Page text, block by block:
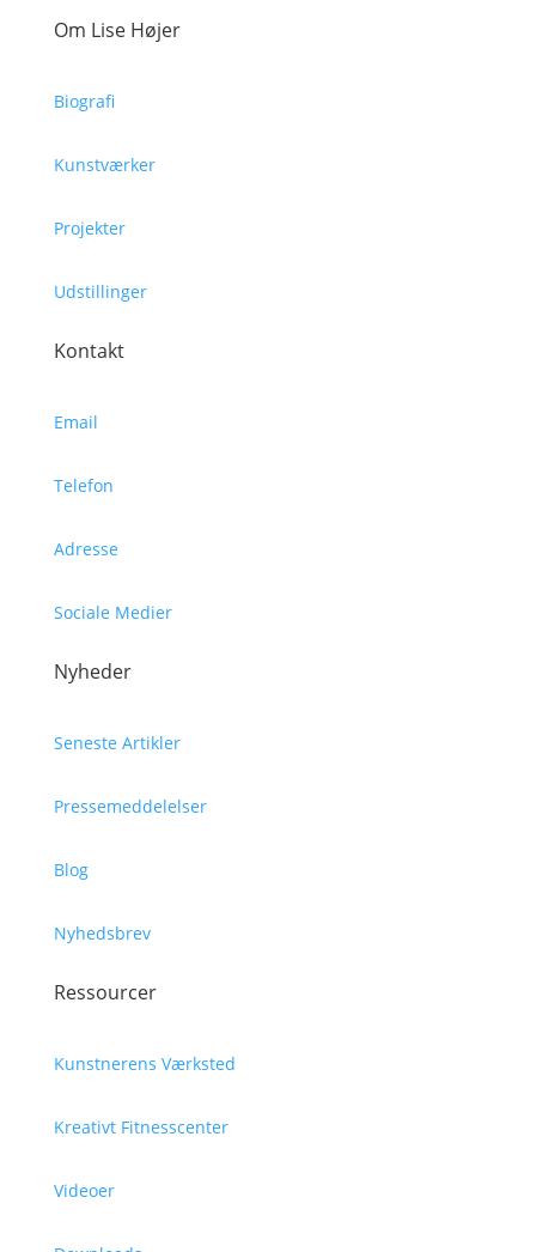
Om Lise Højer
Biografi
Kunstværker
Projekter
Udstillinger
Kontakt
Email
Telefon
Adresse
Sociale Medier
Nyheder
Seneste Artikler
Pressemeddelelser
Blog
Nyhedsbrev
Ressourcer
Kunstnerens Værksted
Kreativt Fitnesscenter
Videoer